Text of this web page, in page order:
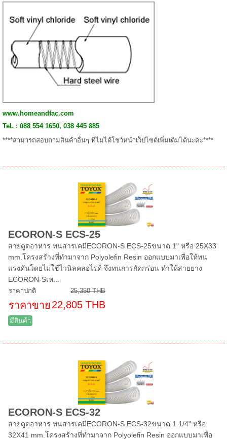
www.homeandfac.com
TeL : 088 554 1650, 038 445 885
****สามารถสอบถามสินค้าอื่นๆ ที่ไม่ได้โชว์หน้าเว็ปไซด์เพิ่มเติมได้นะค่ะ****
ECORON-S ECS-25
สายดูดอาหาร ทนสารเคมีECORON-S ECS-25ขนาด 1" หรือ 25X33
mm.โครงสร้างที่ทำมาจาก Polyolefin Resin ออกแบบมาเพื่อให้ทน
แรงดันโดยไม่ใช้ไวนิลคลอไรด์ จึงทนการกัดกร่อน ทำให้สายยาง
ECORON-Sเห...
ราคาปกติ 25,350 THB
ราคาขาย 22,805 THB
มีสินค้า
ECORON-S ECS-32
สายดูดอาหาร ทนสารเคมีECORON-S ECS-32ขนาด 1 1/4" หรือ
32X41 mm.โครงสร้างที่ทำมาจาก Polyolefin Resin ออกแบบมาเพื่อ